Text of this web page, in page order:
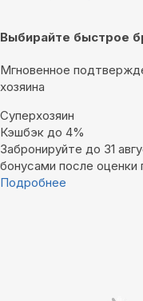
Выбирайте быстрое
Мгновенное
хозяина
Суперхозяин
Кэшбэк до 4%
Забронируйте до 31
бонусами после оценки
Подробнее